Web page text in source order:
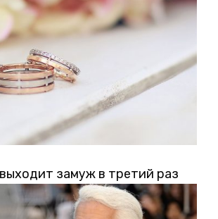
замуж в третий раз